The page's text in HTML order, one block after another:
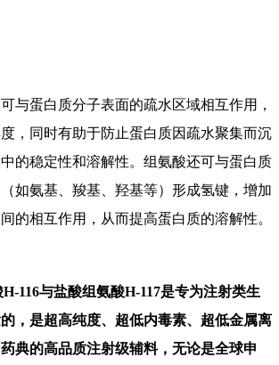
与蛋白质分子表面的疏水区域相互作用，
，同时有助于防止蛋白质因疏水聚集而沉
的稳定性和溶解性。组氨酸还可与蛋白质
如氨基、羧基、羟基等）形成氢键，增加
的相互作用，从而提高蛋白质的溶解性。
H-116与盐酸组氨酸H-117是专为注射类生
，是超高纯度、超低内毒素、超低金属离
典的高品质注射级辅料，无论是全球申